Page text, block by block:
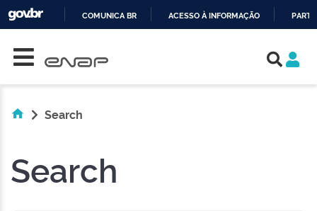
COMUNICA BR ACESSO À INFORMAÇÃO
Search
Search